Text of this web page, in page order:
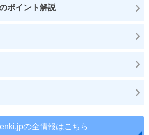
ポイント解説
の全情報はこちら